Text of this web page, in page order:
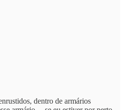
dentro de armários